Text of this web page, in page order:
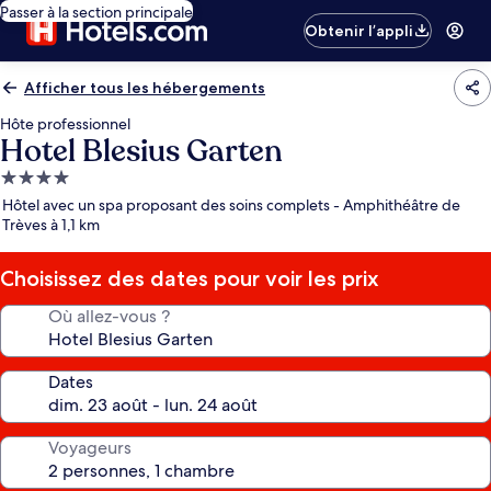
Passer à la section principale
Obtenir l’appli
Afficher tous les hébergements
Hôte professionnel
Hotel Blesius Garten
Hébergement
4.0 étoiles
Hôtel avec un spa proposant des soins complets - Amphithéâtre de
Trèves à 1,1 km
Choisissez des dates pour voir les prix
Où allez-vous ?
Dates
Voyageurs